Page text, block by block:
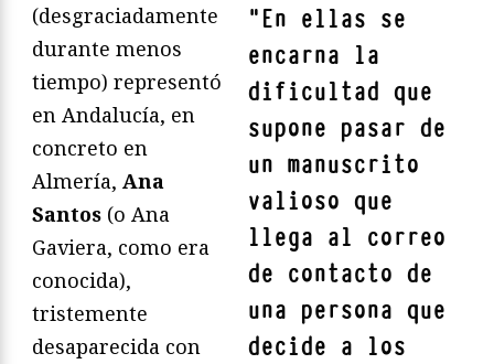
"En ellas se
encarna la
dificultad que
supone pasar de
un manuscrito
valioso que
llega al correo
de contacto de
una persona que
decide a los
(desgraciadamente
durante menos
tiempo) representó
en Andalucía, en
concreto en
Almería, Ana
Santos (o Ana
Gaviera, como era
conocida),
tristemente
desaparecida con